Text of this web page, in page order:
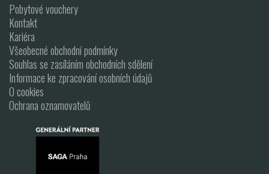
Pobytové vouchery
Kontakt
Kariéra
Všeobecné obchodní podmínky
Souhlas se zasíláním obchodních sdělení
Informace ke zpracování osobních údajů
O cookies
Ochrana oznamovatelů